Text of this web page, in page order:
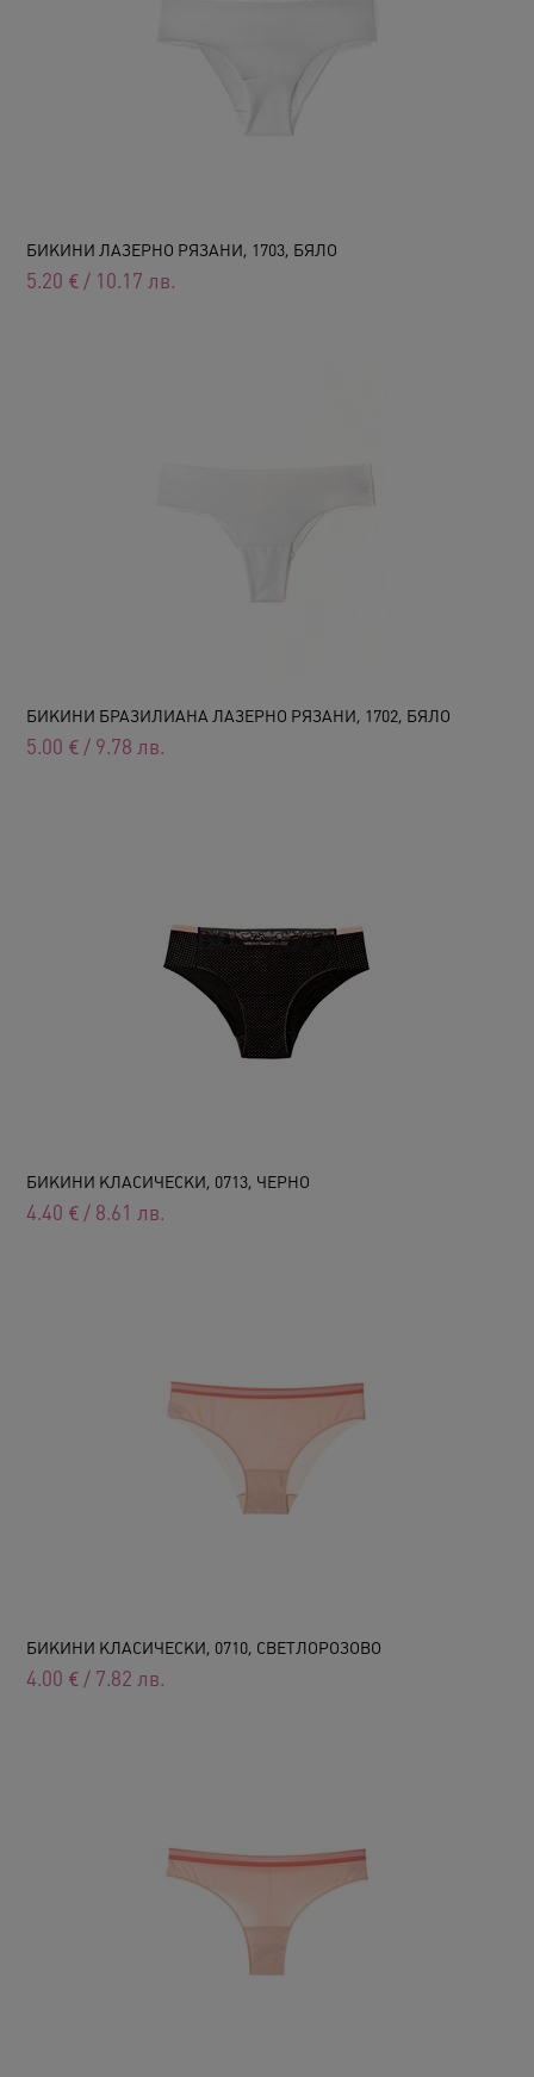
БИКИНИ ЛАЗЕРНО РЯЗАНИ, 1703, БЯЛО
5.20 € / 10.17 лв.
БИКИНИ БРАЗИЛИАНА ЛАЗЕРНО РЯЗАНИ, 1702, БЯЛО
5.00 € / 9.78 лв.
БИКИНИ КЛАСИЧЕСКИ, 0713, ЧЕРНО
4.40 € / 8.61 лв.
БИКИНИ КЛАСИЧЕСКИ, 0710, СВЕТЛОРОЗОВО
4.00 € / 7.82 лв.